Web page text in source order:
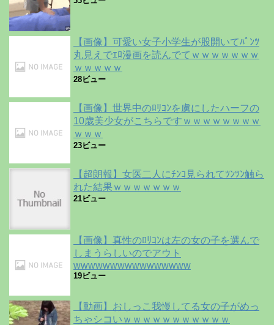
【画像】可愛い女子小学生が股開いてﾊﾟﾝﾂ
丸見えでｴﾛ漫画を読んでてｗｗｗｗｗｗｗ
ｗｗｗｗｗ
28ビュー
【画像】世界中のﾛﾘｺﾝを虜にしたハーフの
10歳美少女がこちらですｗｗｗｗｗｗｗｗ
ｗｗｗ
23ビュー
【超朗報】女医二人にﾁﾝｺ見られてﾂﾝﾂﾝ触ら
れた結果ｗｗｗｗｗｗｗ
21ビュー
【画像】真性のﾛﾘｺﾝは左の女の子を選んで
しまうらしいのでアウト
wwwwwwwwwwwwwwww
19ビュー
【動画】おしっこ我慢してる女の子がめっ
ちゃシコいｗｗｗｗｗｗｗｗｗｗｗ